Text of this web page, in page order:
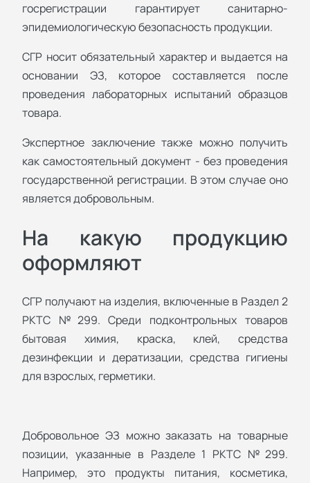
госрегистрации гарантирует санитарно-
эпидемиологическую безопасность продукции.
СГР носит обязательный характер и выдается на
основании ЭЗ, которое составляется после
проведения лабораторных испытаний образцов
товара.
Экспертное заключение также можно получить
как самостоятельный документ - без проведения
государственной регистрации. В этом случае оно
является добровольным.
На какую продукцию
оформляют
СГР получают на изделия, включенные в Раздел 2
РКТС №299. Среди подконтрольных товаров
бытовая химия, краска, клей, средства
дезинфекции и дератизации, средства гигиены
для взрослых, герметики.
Добровольное ЭЗ можно заказать на товарные
позиции, указанные в Разделе 1 РКТС №299.
Например, это продукты питания, косметика,